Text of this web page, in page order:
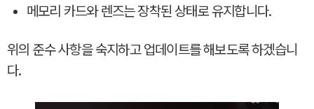
메모리 카드와 렌즈는 장착된 상태로 유지합니다.
위의 준수 사항을 숙지하고 업데이트를 해보도록 하겠습니
다.